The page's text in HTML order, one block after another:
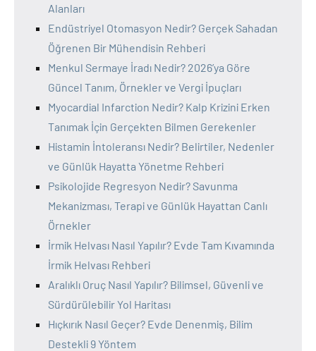
Alanları
Endüstriyel Otomasyon Nedir? Gerçek Sahadan
Öğrenen Bir Mühendisin Rehberi
Menkul Sermaye İradı Nedir? 2026’ya Göre
Güncel Tanım, Örnekler ve Vergi İpuçları
Myocardial Infarction Nedir? Kalp Krizini Erken
Tanımak İçin Gerçekten Bilmen Gerekenler
Histamin İntoleransı Nedir? Belirtiler, Nedenler
ve Günlük Hayatta Yönetme Rehberi
Psikolojide Regresyon Nedir? Savunma
Mekanizması, Terapi ve Günlük Hayattan Canlı
Örnekler
İrmik Helvası Nasıl Yapılır? Evde Tam Kıvamında
İrmik Helvası Rehberi
Aralıklı Oruç Nasıl Yapılır? Bilimsel, Güvenli ve
Sürdürülebilir Yol Haritası
Hıçkırık Nasıl Geçer? Evde Denenmiş, Bilim
Destekli 9 Yöntem